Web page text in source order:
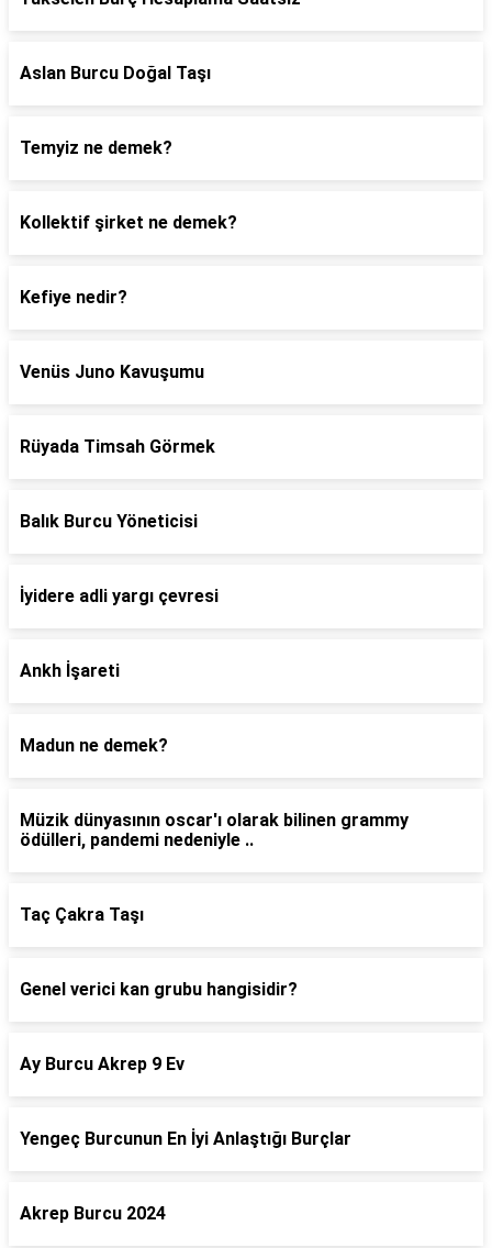
Aslan Burcu Doğal Taşı
Temyiz ne demek?
Kollektif şirket ne demek?
Kefiye nedir?
Venüs Juno Kavuşumu
Rüyada Timsah Görmek
Balık Burcu Yöneticisi
İyidere adli yargı çevresi
Ankh İşareti
Madun ne demek?
Müzik dünyasının oscar'ı olarak bilinen grammy
ödülleri, pandemi nedeniyle ..
Taç Çakra Taşı
Genel verici kan grubu hangisidir?
Ay Burcu Akrep 9 Ev
Yengeç Burcunun En İyi Anlaştığı Burçlar
Akrep Burcu 2024